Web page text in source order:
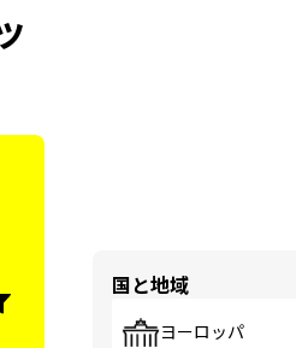
国と地域
ヨーロッパ